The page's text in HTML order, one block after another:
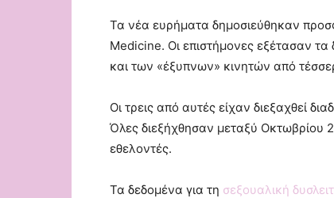
Τα νέα ευρήματα δημοσιεύθηκαν
Medicine. Οι επιστήμονες εξέτασαν
και των «έξυπνων» κινητών από
Οι τρεις από αυτές είχαν διεξαχθεί
Όλες διεξήχθησαν μεταξύ Οκτωβρίου
εθελοντές.
Τα δεδομένα για τη σεξουαλική